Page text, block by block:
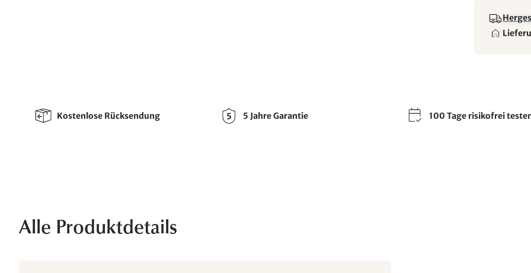
Kostenlose Rücksendung 5 Jahre Garantie 100 Tage risikofrei
Alle Produktdetails